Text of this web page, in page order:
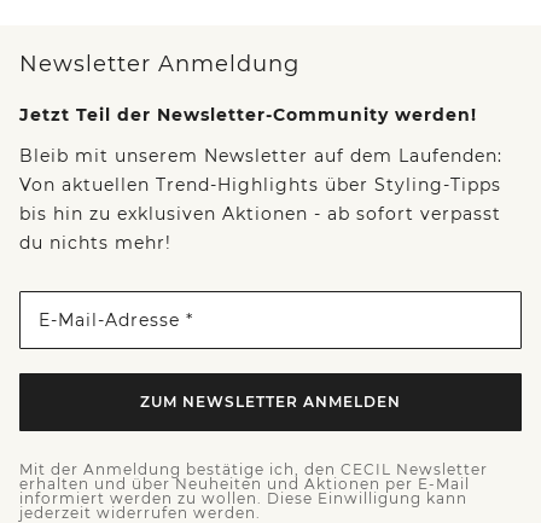
Newsletter Anmeldung
Jetzt Teil der Newsletter-Community werden!
Bleib mit unserem Newsletter auf dem Laufenden:
Von aktuellen Trend-Highlights über Styling-Tipps
bis hin zu exklusiven Aktionen - ab sofort verpasst
du nichts mehr!
E-Mail-Adresse *
ZUM NEWSLETTER ANMELDEN
Mit der Anmeldung bestätige ich, den CECIL Newsletter
erhalten und über Neuheiten und Aktionen per E-Mail
informiert werden zu wollen. Diese Einwilligung kann
jederzeit widerrufen werden.